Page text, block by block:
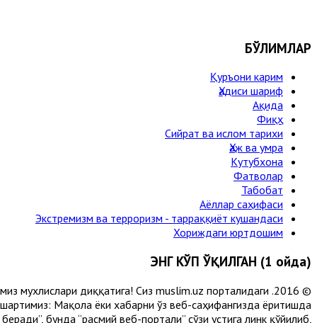
БЎЛИМЛАР
Қуръони карим
Ҳадиси шариф
Ақида
Фиқҳ
Сийрат ва ислом тарихи
Ҳаж ва умра
Кутубхона
Фатволар
Табобат
Аёллар саҳифаси
Экстремизм ва терроризм - тарраққиёт кушандаси
Хориждаги юртдошим
ЭНГ КЎП ЎҚИЛГАН (1 ойда)
мухлислари диққатига! Сиз muslim.uz порталидаги
Мақола ёки хабарни ўз веб-саҳифангизда ёритишда
бунда “расмий веб-портали” сўзи устига линк қўйилиб,